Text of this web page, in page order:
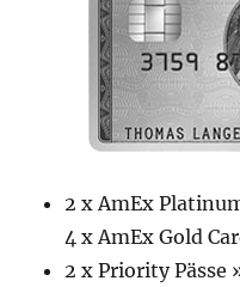
2 x AmEx
4 x AmEx Gold
2 x Priority Pässe